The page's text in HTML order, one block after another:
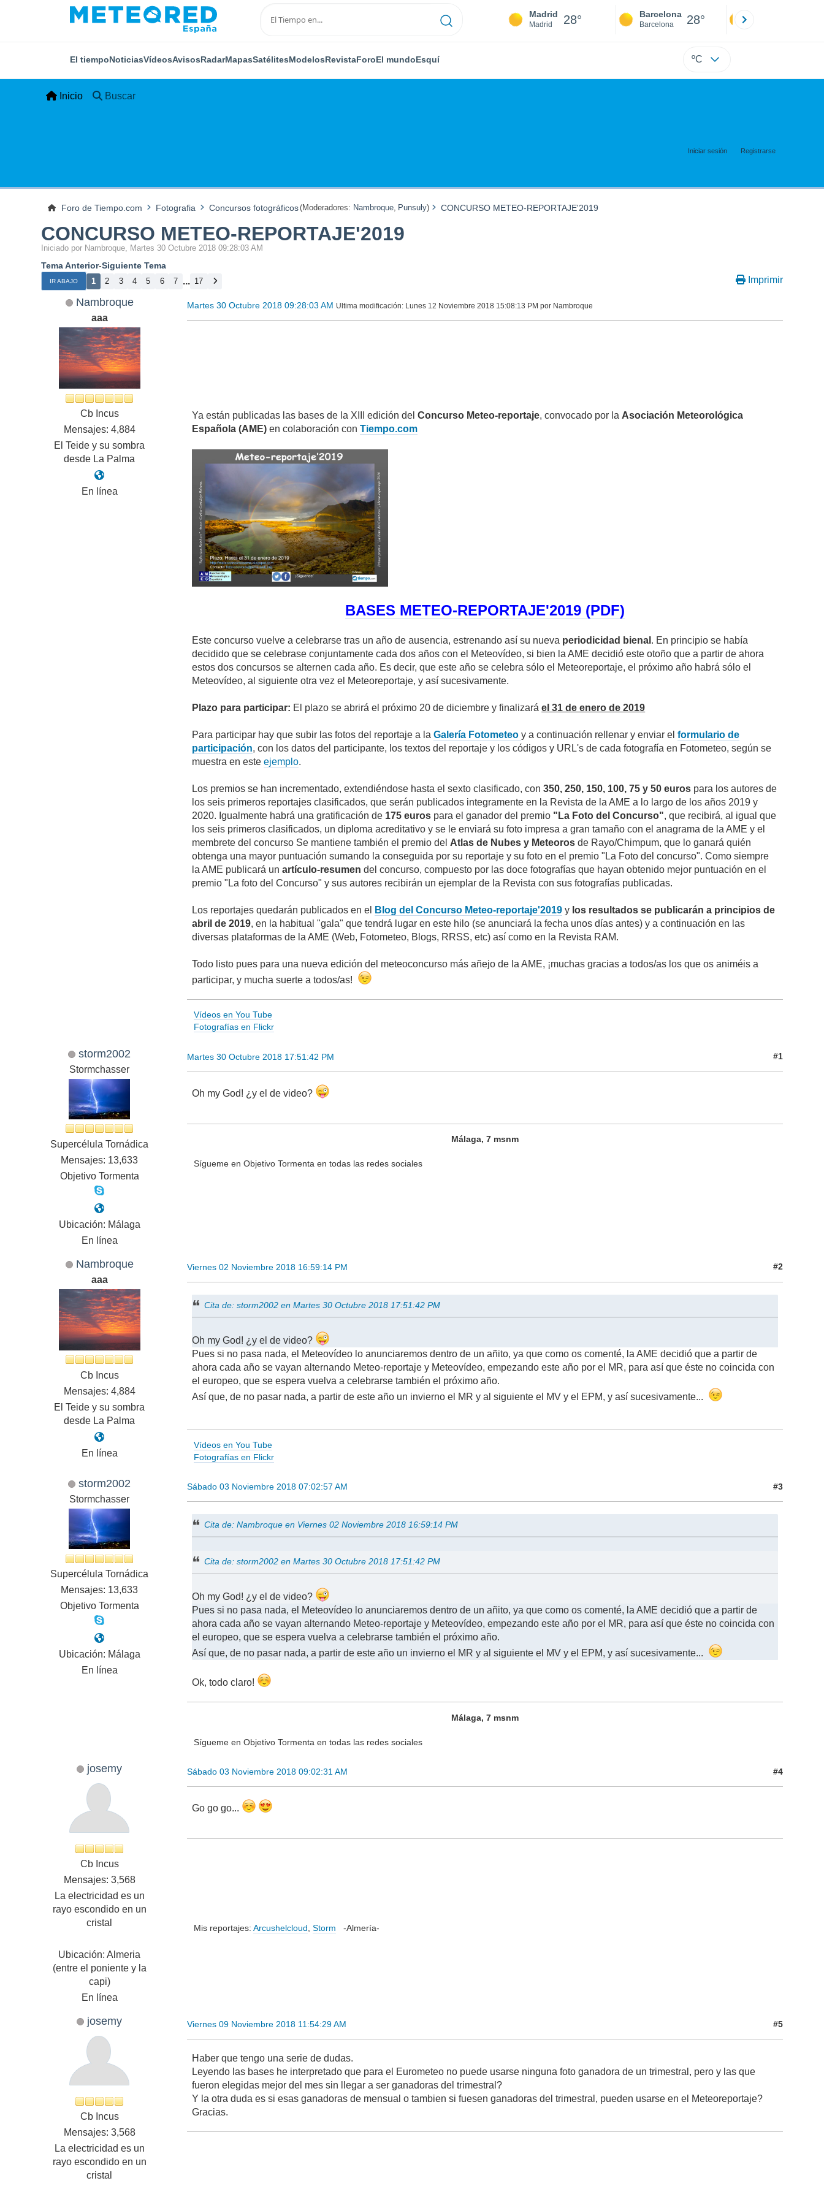
Madrid
Madrid 28° Barcelona
Barcelona 28°
El tiempoNoticiasVídeosAvisosRadarMapasSatélitesModelosRevistaForoEl mundoEsquí ºC
Inicio Buscar
Iniciar sesión Registrarse
Foro de Tiempo.com Fotografia Concursos fotográficos(Moderadores: Nambroque, Punsuly) CONCURSO METEO-REPORTAJE'2019
CONCURSO METEO-REPORTAJE'2019
Iniciado por Nambroque, Martes 30 Octubre 2018 09:28:03 AM
Tema Anterior-Siguiente Tema
IR ABAJO 1 2 3 4 5 6 7 ... 17 Imprimir
Nambroque
aaa
Cb Incus
Mensajes: 4,884
El Teide y su sombra
desde La Palma
En línea
Martes 30 Octubre 2018 09:28:03 AM Ultima modificación: Lunes 12 Noviembre 2018 15:08:13 PM por Nambroque
Ya están publicadas las bases de la XIII edición delConcurso Meteo-reportaje, convocado por la Asociación Meteorológica
Española (AME) en colaboración conTiempo.com
BASES METEO-REPORTAJE'2019 (PDF)
Este concurso vuelve a celebrarse tras un año de ausencia, estrenando así su nueva periodicidad bienal . En principio se había
decidido que se celebrase conjuntamente cada dos años con el Meteovídeo, si bien la AME decidió este otoño que a partir de ahora
estos dos concursos se alternen cada año. Es decir, que este año se celebra sólo el Meteoreportaje, el próximo año habrá sólo el
Meteovídeo, al siguiente otra vez el Meteoreportaje, y así sucesivamente.
Plazo para participar: El plazo se abrirá el próximo 20 de diciembre y finalizaráel 31 de enero de 2019
Para participar hay que subir las fotos del reportaje a laGalería Fotometeo y a continuación rellenar y enviar elformulario de
participación, con los datos del participante, los textos del reportaje y los códigos y URL's de cada fotografía en Fotometeo, según se
muestra en esteejemplo.
Los premios se han incrementado, extendiéndose hasta el sexto clasificado, con350, 250, 150, 100, 75 y 50 euros para los autores de
los seis primeros reportajes clasificados, que serán publicados integramente en la Revista de la AME a lo largo de los años 2019 y
2020. Igualmente habrá una gratificación de 175 euros para el ganador del premio "La Foto del Concurso", que recibirá, al igual que
los seis primeros clasificados, un diploma acreditativo y se le enviará su foto impresa a gran tamaño con el anagrama de la AME y el
membrete del concurso Se mantiene también el premio del Atlas de Nubes y Meteorosde Rayo/Chimpum, que lo ganará quién
obtenga una mayor puntuación sumando la conseguida por su reportaje y su foto en el premio "La Foto del concurso". Como siempre
la AME publicará unartículo-resumen del concurso, compuesto por las doce fotografías que hayan obtenido mejor puntuación en el
premio "La foto del Concurso" y sus autores recibirán un ejemplar de la Revista con sus fotografías publicadas.
Los reportajes quedarán publicados en el Blog del Concurso Meteo-reportaje'2019 y los resultados se publicarán a principios de
abril de 2019, en la habitual "gala" que tendrá lugar en este hilo (se anunciará la fecha unos días antes) y a continuación en las
diversas plataformas de la AME (Web, Fotometeo, Blogs, RRSS, etc) así como en la Revista RAM.
Todo listo pues para una nueva edición del meteoconcurso más añejo de la AME, ¡muchas gracias a todos/as los que os animéis a
participar, y mucha suerte a todos/as!
Vídeos en You Tube
Fotografías en Flickr
storm2002
Stormchasser
Supercélula Tornádica
Mensajes: 13,633
Objetivo Tormenta
Ubicación: Málaga
En línea
Martes 30 Octubre 2018 17:51:42 PM #1
Oh my God! ¿y el de video?
Málaga, 7 msnm
Sígueme en Objetivo Tormenta en todas las redes sociales
Nambroque
aaa
Cb Incus
Mensajes: 4,884
El Teide y su sombra
desde La Palma
En línea
Viernes 02 Noviembre 2018 16:59:14 PM #2
Cita de: storm2002 en Martes 30 Octubre 2018 17:51:42 PM
Oh my God! ¿y el de video?
Pues si no pasa nada, el Meteovídeo lo anunciaremos dentro de un añito, ya que como os comenté, la AME decidió que a partir de
ahora cada año se vayan alternando Meteo-reportaje y Meteovídeo, empezando este año por el MR, para así que éste no coincida con
el europeo, que se espera vuelva a celebrarse también el próximo año.
Así que, de no pasar nada, a partir de este año un invierno el MR y al siguiente el MV y el EPM, y así sucesivamente...
Vídeos en You Tube
Fotografías en Flickr
storm2002
Stormchasser
Supercélula Tornádica
Mensajes: 13,633
Objetivo Tormenta
Ubicación: Málaga
En línea
Sábado 03 Noviembre 2018 07:02:57 AM #3
Cita de: Nambroque en Viernes 02 Noviembre 2018 16:59:14 PM
Cita de: storm2002 en Martes 30 Octubre 2018 17:51:42 PM
Oh my God! ¿y el de video?
Pues si no pasa nada, el Meteovídeo lo anunciaremos dentro de un añito, ya que como os comenté, la AME decidió que a partir de
ahora cada año se vayan alternando Meteo-reportaje y Meteovídeo, empezando este año por el MR, para así que éste no coincida con
el europeo, que se espera vuelva a celebrarse también el próximo año.
Así que, de no pasar nada, a partir de este año un invierno el MR y al siguiente el MV y el EPM, y así sucesivamente...
Ok, todo claro!
Málaga, 7 msnm
Sígueme en Objetivo Tormenta en todas las redes sociales
josemy
Cb Incus
Mensajes: 3,568
La electricidad es un
rayo escondido en un
cristal
Ubicación: Almeria
(entre el poniente y la
capi)
En línea
Sábado 03 Noviembre 2018 09:02:31 AM #4
Go go go...
Mis reportajes: Arcushelcloud Storm -Almería-
josemy
Cb Incus
Mensajes: 3,568
La electricidad es un
rayo escondido en un
cristal
Viernes 09 Noviembre 2018 11:54:29 AM #5
Haber que tengo una serie de dudas.
Leyendo las bases he interpretado que para el Eurometeo no puede usarse ninguna foto ganadora de un trimestral, pero y las que
fueron elegidas mejor del mes sin llegar a ser ganadoras del trimestral?
Y la otra duda es si esas ganadoras de mensual o tambien si fuesen ganadoras del trimestral, pueden usarse en el Meteoreportaje?
Gracias.